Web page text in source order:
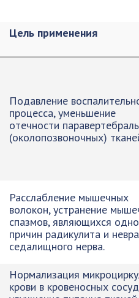
Цель применения
Подавление
процесса, уменьшение
отечности
(околопозвоночных)
Расслабление мышечных
волокон, устранение
спазмов, являющихся
причин радикулита и
седалищного нерва.
Нормализация
крови в кровеносных